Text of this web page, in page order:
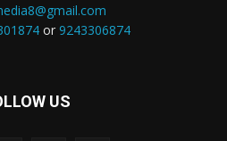
or 9243306874
US